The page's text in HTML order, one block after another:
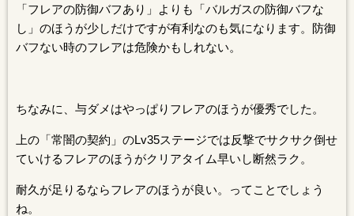
「フレアの防御バフあり」よりも「バルガスの防御バフな
し」のほうが少しだけですが有利なのも気になります。防御
バフない時のフレアは危険かもしれない。
ちなみに、与ダメはやっぱりフレアのほうが優秀でした。
上の「常闇の契約」のLv35ステージでは反撃でサクサク倒せ
ていけるフレアのほうがクリアタイム早いし断然ラク。
耐久が足りるならフレアのほうが良い。ってことでしょう
ね。